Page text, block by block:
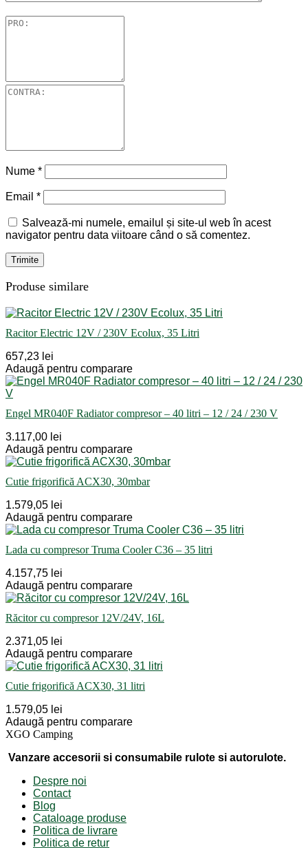
Nume *
Email *
Salvează-mi numele, emailul și site-ul web în acest
navigator pentru data viitoare când o să comentez.
Produse similare
Racitor Electric 12V / 230V Ecolux, 35 Litri
657,23 lei
Adaugă pentru comparare
Engel MR040F Radiator compresor – 40 litri – 12 / 24 / 230 V
3.117,00 lei
Adaugă pentru comparare
Cutie frigorifică ACX30, 30mbar
1.579,05 lei
Adaugă pentru comparare
Lada cu compresor Truma Cooler C36 – 35 litri
4.157,75 lei
Adaugă pentru comparare
Răcitor cu compresor 12V/24V, 16L
2.371,05 lei
Adaugă pentru comparare
Cutie frigorifică ACX30, 31 litri
1.579,05 lei
Adaugă pentru comparare
XGO Camping
Vanzare accesorii si consumabile rulote si autorulote.
Despre noi
Contact
Blog
Cataloage produse
Politica de livrare
Politica de retur